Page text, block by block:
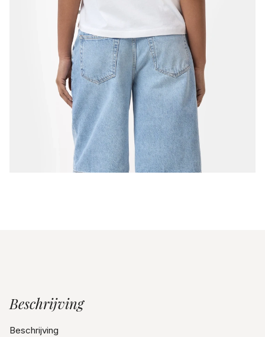
Beschrijving
Beschrijving